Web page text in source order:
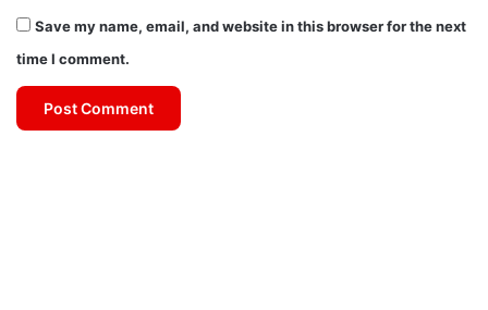
Save my name, email, and website in this browser for the next
time I comment.